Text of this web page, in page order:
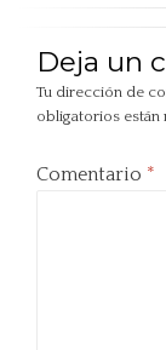
Deja un
Tu dirección de
obligatorios están
Comentario *